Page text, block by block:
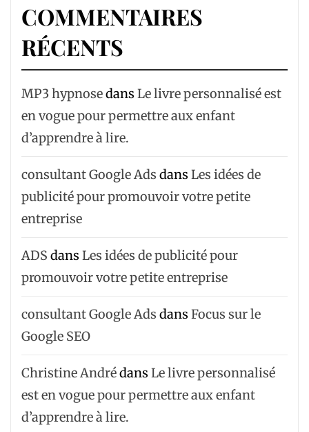
COMMENTAIRES
RÉCENTS
MP3 hypnosedans Le livre personnalisé est
en vogue pour permettre aux enfant
d’apprendre à lire.
consultant Google Ads dans Les idées de
publicité pour promouvoir votre petite
entreprise
ADS dans Les idées de publicité pour
promouvoir votre petite entreprise
consultant Google Ads dans Focus sur le
Google SEO
Christine Andrédans Le livre personnalisé
est en vogue pour permettre aux enfant
d’apprendre à lire.